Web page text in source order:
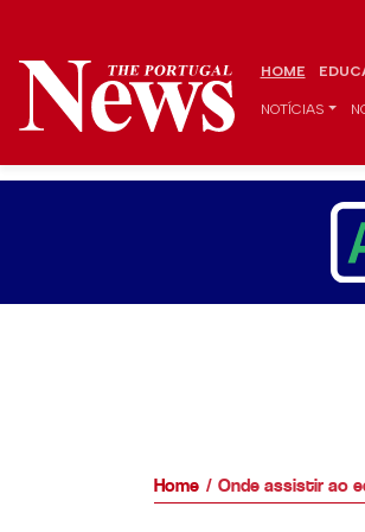
HOME
NOTÍCIAS
Home Onde assistir ao